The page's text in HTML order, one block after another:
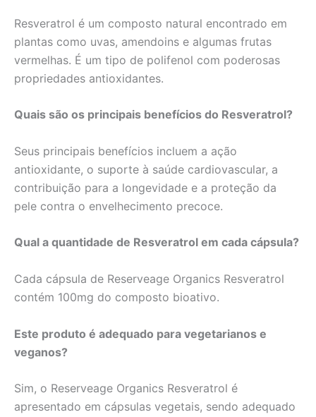
Resveratrol é um composto natural encontrado em
plantas como uvas, amendoins e algumas frutas
vermelhas. É um tipo de polifenol com poderosas
propriedades antioxidantes.
Quais são os principais benefícios do Resveratrol?
Seus principais benefícios incluem a ação
antioxidante, o suporte à saúde cardiovascular, a
contribuição para a longevidade e a proteção da
pele contra o envelhecimento precoce.
Qual a quantidade de Resveratrol em cada cápsula?
Cada cápsula de Reserveage Organics Resveratrol
contém 100mg do composto bioativo.
Este produto é adequado para vegetarianos e
veganos?
Sim, o Reserveage Organics Resveratrol é
apresentado em cápsulas vegetais, sendo adequado